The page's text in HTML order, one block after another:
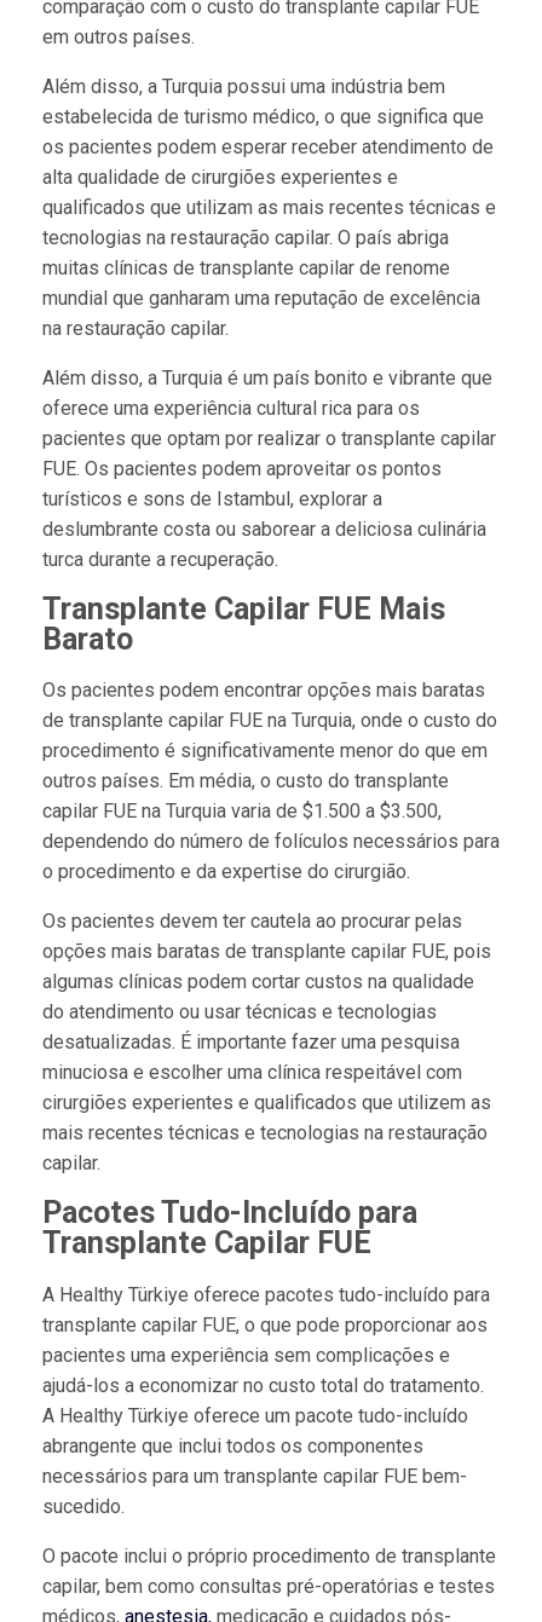
comparação com o custo do transplante capilar FUE
em outros países.
Além disso, a Turquia possui uma indústria bem
estabelecida de turismo médico, o que significa que
os pacientes podem esperar receber atendimento de
alta qualidade de cirurgiões experientes e
qualificados que utilizam as mais recentes técnicas e
tecnologias na restauração capilar. O país abriga
muitas clínicas de transplante capilar de renome
mundial que ganharam uma reputação de excelência
na restauração capilar.
Além disso, a Turquia é um país bonito e vibrante que
oferece uma experiência cultural rica para os
pacientes que optam por realizar o transplante capilar
FUE. Os pacientes podem aproveitar os pontos
turísticos e sons de Istambul, explorar a
deslumbrante costa ou saborear a deliciosa culinária
turca durante a recuperação.
Transplante Capilar FUE Mais
Barato
Os pacientes podem encontrar opções mais baratas
de transplante capilar FUE na Turquia, onde o custo do
procedimento é significativamente menor do que em
outros países. Em média, o custo do transplante
capilar FUE na Turquia varia de $1.500 a $3.500,
dependendo do número de folículos necessários para
o procedimento e da expertise do cirurgião.
Os pacientes devem ter cautela ao procurar pelas
opções mais baratas de transplante capilar FUE, pois
algumas clínicas podem cortar custos na qualidade
do atendimento ou usar técnicas e tecnologias
desatualizadas. É importante fazer uma pesquisa
minuciosa e escolher uma clínica respeitável com
cirurgiões experientes e qualificados que utilizem as
mais recentes técnicas e tecnologias na restauração
capilar.
Pacotes Tudo-Incluído para
Transplante Capilar FUE
A Healthy Türkiye oferece pacotes tudo-incluído para
transplante capilar FUE, o que pode proporcionar aos
pacientes uma experiência sem complicações e
ajudá-los a economizar no custo total do tratamento.
A Healthy Türkiye oferece um pacote tudo-incluído
abrangente que inclui todos os componentes
necessários para um transplante capilar FUE bem-
sucedido.
O pacote inclui o próprio procedimento de transplante
capilar, bem como consultas pré-operatórias e testes
médicos, anestesia,medicação e cuidados pós-